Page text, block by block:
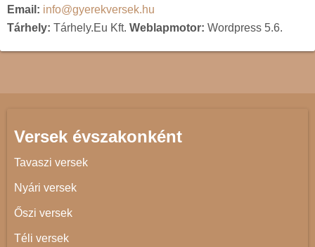
Email: info@gyerekversek.hu
Tárhely: Tárhely.Eu Kft. Weblapmotor: Wordpress 5.6.
Versek évszakonként
Tavaszi versek
Nyári versek
Őszi versek
Téli versek